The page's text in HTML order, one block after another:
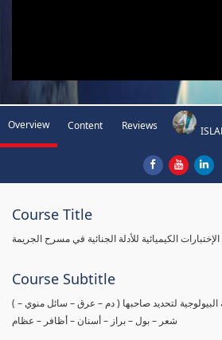
Overview Content Reviews
Course Title
الإختبارات الكيميائية للأدلة الجنائية في مسرح الجريمة
Course Subtitle
( إجراء الإختبارات علي العينة البيولوجية لتحديد صاحبها ( دم – عرق – سائل منوي –
شعر – بول – براز – أسنان – أظافر – عظام